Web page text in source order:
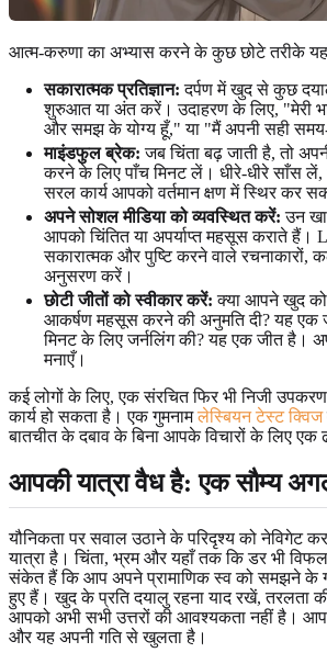
आत्म-करुणा का अभ्यास करने के कुछ छोटे तरीके यहाँ
सकारात्मक प्रतिज्ञान: दर्पण में खुद से कुछ
शुरुआत या अंत करें। उदाहरण के लिए, "मेरी
और समझ के योग्य हूँ," या "मैं अपनी सही
माइंडफुल ब्रेक: जब चिंता बढ़ जाती है, तो
करने के लिए पाँच मिनट लें। धीरे-धीरे साँस लें,
सरल कार्य आपको वर्तमान क्षण में स्थिर कर
अपने सोशल मीडिया को व्यवस्थित करें: उन
आपको चिंतित या अपर्याप्त महसूस कराते हैं।
सकारात्मक और पुष्टि करने वाले रचनाकारों,
अनुसरण करें।
छोटी जीतों को स्वीकार करें: क्या आपने खुद को
आकर्षण महसूस करने की अनुमति दी? यह एक
मिनट के लिए जर्नलिंग की? यह एक जीत है।
मनाएँ।
कई लोगों के लिए, एक संरचित फिर भी निजी
कार्य हो सकता है। एक गुमनामलेस्बियन टेस्ट क्विज
बातचीत के दबाव के बिना आपके विचारों के लिए एक
आपकी यात्रा वैध है: एक सौम्य
यौनिकता पर सवाल उठाने के परिदृश्य को नेविगेट
यात्रा है। चिंता, भ्रम और यहाँ तक कि डर भी
संकेत हैं कि आप अपने प्रामाणिक स्व को समझने के
हुए हैं। खुद के प्रति दयालु रहना याद रखें, तरलता
आपको अभी सभी उत्तरों की आवश्यकता नहीं है।
और यह अपनी गति से खुलता है।